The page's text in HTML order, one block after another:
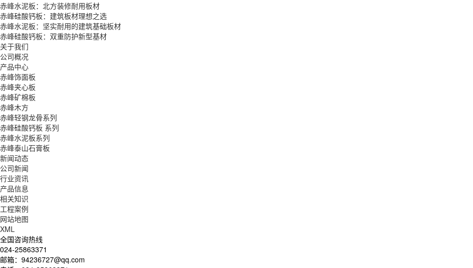
赤峰水泥板：北方装修耐用板材
赤峰硅酸钙板：建筑板材理想之选
赤峰水泥板：坚实耐用的建筑基础板材
赤峰硅酸钙板：双重防护新型基材
关于我们
公司概况
产品中心
赤峰饰面板
赤峰夹心板
赤峰矿棉板
赤峰木方
赤峰轻钢龙骨系列
赤峰硅酸钙板 系列
赤峰水泥板系列
赤峰泰山石膏板
新闻动态
公司新闻
行业资讯
产品信息
相关知识
工程案例
网站地图
XML
全国咨询热线
024-25863371
邮箱：94236727@qq.com